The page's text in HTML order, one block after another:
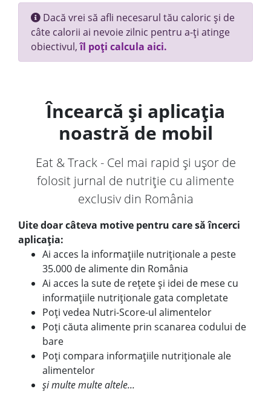
Dacă vrei să afli necesarul tău caloric și de
câte calorii ai nevoie zilnic pentru a-ți atinge
obiectivul,îl poți calcula aici.
Încearcă și aplicația
noastră de mobil
Eat & Track - Cel mai rapid și ușor de
folosit jurnal de nutriție cu alimente
exclusiv din România
Uite doar câteva motive pentru care să încerci
aplicația:
Ai acces la informațiile nutriționale a peste
35.000 de alimente din România
Ai acces la sute de rețete și idei de mese cu
informațiile nutriționale gata completate
Poți vedea Nutri-Score-ul alimentelor
Poți căuta alimente prin scanarea codului de
bare
Poți compara informațiile nutriționale ale
alimentelor
și multe multe altele...